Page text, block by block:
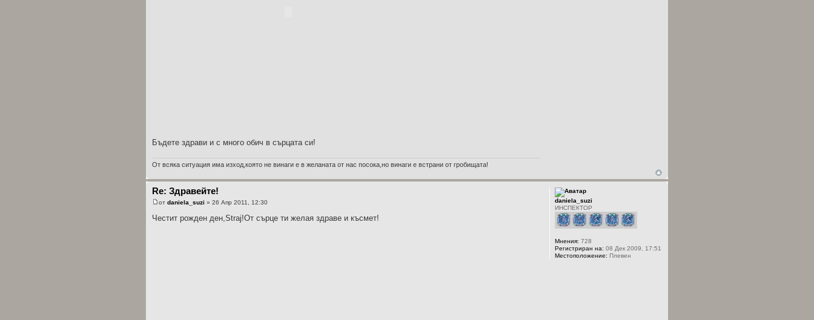
Бъдете здрави и с много обич в сърцата си!
От всяка ситуация има изход,която не винаги е в желаната от нас посока,но винаги е встрани от гробищата!
Re: Здравейте!
от daniela_suzi » 26 Апр 2011, 12:30
Честит рожден ден,Straj!От сърце ти желая здраве и късмет!
daniela_suzi
ИНСПЕКТОР
Мнения: 728
Регистриран на: 08 Дек 2009, 17:51
Местоположение: Плевен